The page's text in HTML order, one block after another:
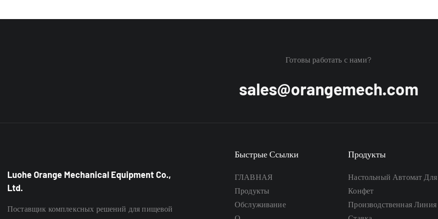
Готовы работать с нами?
sales@orangemech.com
Luohe Orange Mechanical Equipment Co.,
Ltd.
Поставщик комплексных решений для пищевой
Быстрые Ссылки
ГЛАВНАЯ
Продукты
Обслуживание
Продукты
Настольный Автомат
Конфет
Производственная